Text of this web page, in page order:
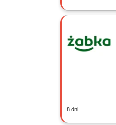
8 dni